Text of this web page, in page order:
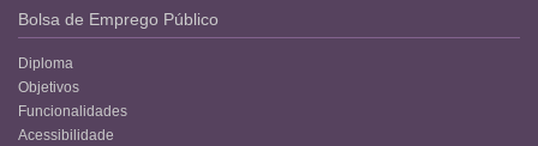
Bolsa de Emprego Público
Diploma
Objetivos
Funcionalidades
Acessibilidade